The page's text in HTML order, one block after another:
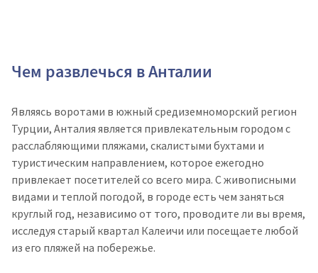
Чем развлечься в Анталии
Являясь воротами в южный средиземноморский регион
Турции, Анталия является привлекательным городом с
расслабляющими пляжами, скалистыми бухтами и
туристическим направлением, которое ежегодно
привлекает посетителей со всего мира. С живописными
видами и теплой погодой, в городе есть чем заняться
круглый год, независимо от того, проводите ли вы время,
исследуя старый квартал Калеичи или посещаете любой
из его пляжей на побережье.